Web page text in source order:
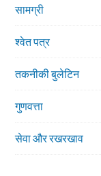
सामग्री
श्वेत पत्र
तकनीकी बुलेटिन
गुणवत्ता
सेवा और रखरखाव